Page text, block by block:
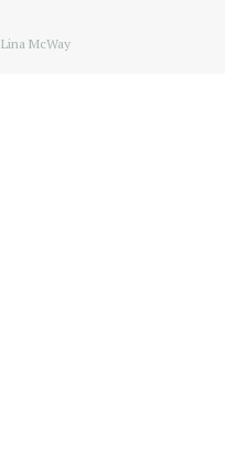
Lina McWay